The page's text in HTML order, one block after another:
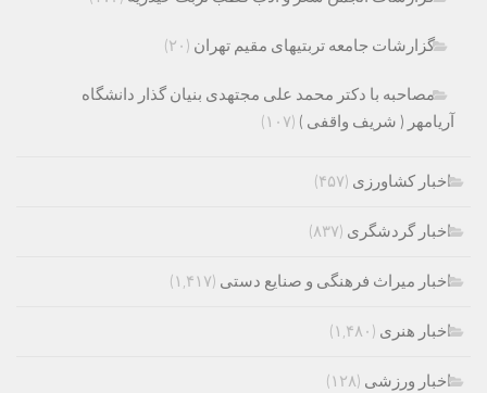
گزارشات جامعه تربتیهای مقیم تهران (۲۰)
مصاحبه با دکتر محمد علی مجتهدی بنیان گذار دانشگاه
آریامهر ( شریف واقفی ) (۱۰۷)
اخبار کشاورزی (۴۵۷)
اخبار گردشگری (۸۳۷)
اخبار میراث فرهنگی و صنایع دستی (۱,۴۱۷)
اخبار هنری (۱,۴۸۰)
اخبار ورزشی (۱۲۸)